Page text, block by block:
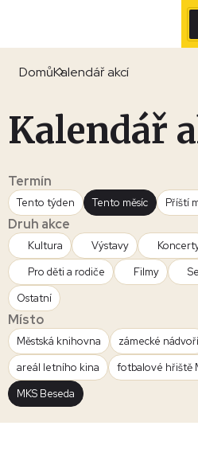
DomůKalendář akcí
Kalendář
Termín
Tento týden Tento měsíc Příští
Druh akce
Kultura Výstavy
Pro děti a rodiče
Filmy
Ostatní
Místo
Městská knihovna zámecké nádvoří
areál letního kina
fotbalové hřiště
MKS Beseda